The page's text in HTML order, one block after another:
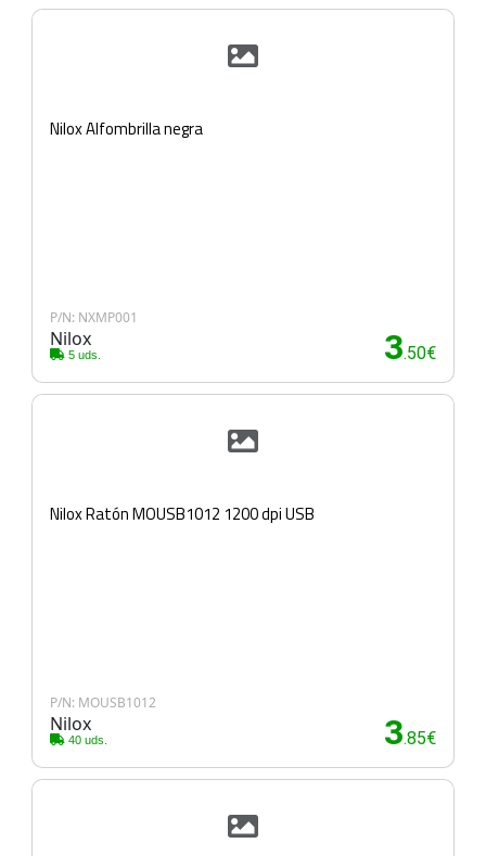
Nilox Alfombrilla negra
P/N: NXMP001
Nilox
5 uds. 3.50€
Nilox Ratón MOUSB1012 1200 dpi USB
P/N: MOUSB1012
Nilox
40 uds. 3.85€